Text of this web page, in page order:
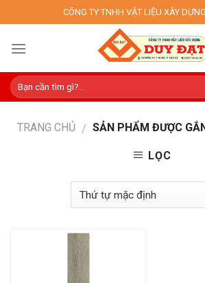
to
content
CÔNG TY TNHH VẬT LIỆU XÂY
TRANG CHỦ / SẢN PHẨM ĐƯỢC
LỌC